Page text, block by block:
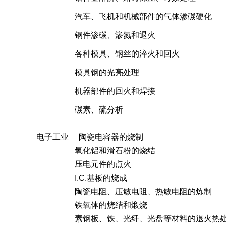
汽车、飞机和机械部件的气体渗碳硬
钢件渗碳、渗氮和退火
各种模具、钢丝的淬火和回
模具钢的光亮处理
机器部件的回火和焊接
碳素、硫分析
电子工业 陶瓷电容器的烧制
氧化铝和滑石粉的烧结
压电元件的点火
I.C.基板的烧成
陶瓷电阻、压敏电阻、热敏电阻的炼制
铁氧体的烧结和煅烧
素钢板、铁、光纤、光盘等材料的退火热